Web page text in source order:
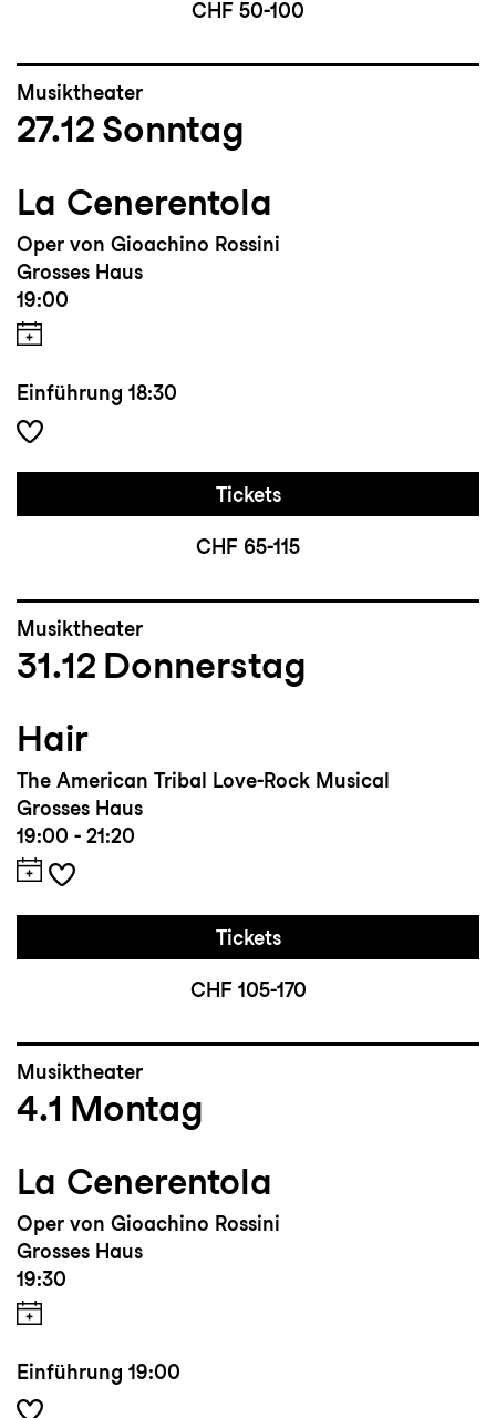
CHF 50-100
Musiktheater
27.12 Sonntag
La Cenerentola
Oper von Gioachino Rossini
Grosses Haus
19:00
Einführung 18:30
Tickets
CHF 65-115
Musiktheater
31.12 Donnerstag
Hair
The American Tribal Love-Rock Musical
Grosses Haus
19:00 - 21:20
Tickets
CHF 105-170
Musiktheater
4.1 Montag
La Cenerentola
Oper von Gioachino Rossini
Grosses Haus
19:30
Einführung 19:00